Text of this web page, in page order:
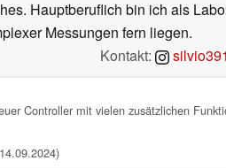
Hauptberuflich bin ich als
Messungen fern liegen.
Kontakt:
Controller mit vielen zusätzlichen